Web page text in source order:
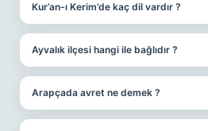
Kur’an-ı Kerim’de kaç dil vardır ?
Ayvalık ilçesi hangi ile bağlıdır ?
Arapçada avret ne demek ?